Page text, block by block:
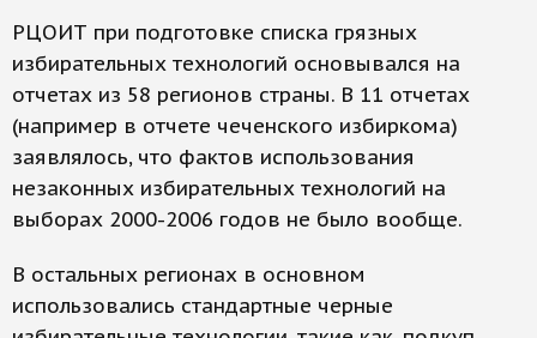
РЦОИТ при подготовке списка грязных
избирательных технологий основывался на
отчетах из 58 регионов страны. В 11 отчетах
(например в отчете чеченского избиркома)
заявлялось, что фактов использования
незаконных избирательных технологий на
выборах 2000-2006 годов не было вообще.
В остальных регионах в основном
использовались стандартные черные